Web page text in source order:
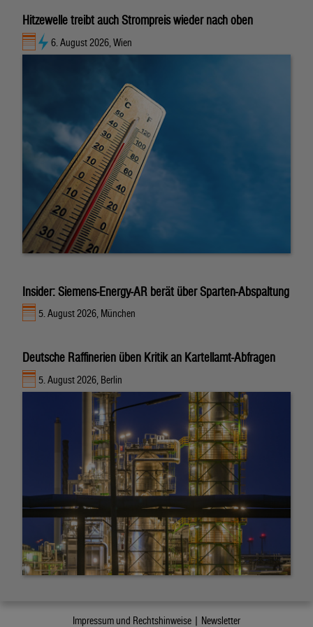
Hitzewelle treibt auch Strompreis wieder nach oben
6. August 2026, Wien
Insider: Siemens-Energy-AR berät über Sparten-Abspaltung
5. August 2026, München
Deutsche Raffinerien üben Kritik an Kartellamt-Abfragen
5. August 2026, Berlin
Impressum und Rechtshinweise | Newsletter